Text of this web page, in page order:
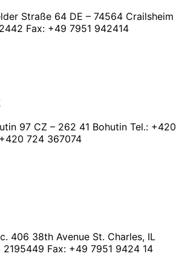
Straße 64 DE – 74564 Crailsheim
Fax: +49 7951 942414
97 CZ – 262 41 Bohutin Tel.: +420
724 367074
406 38th Avenue St. Charles, IL
2195449 Fax: +49 7951 9424 14